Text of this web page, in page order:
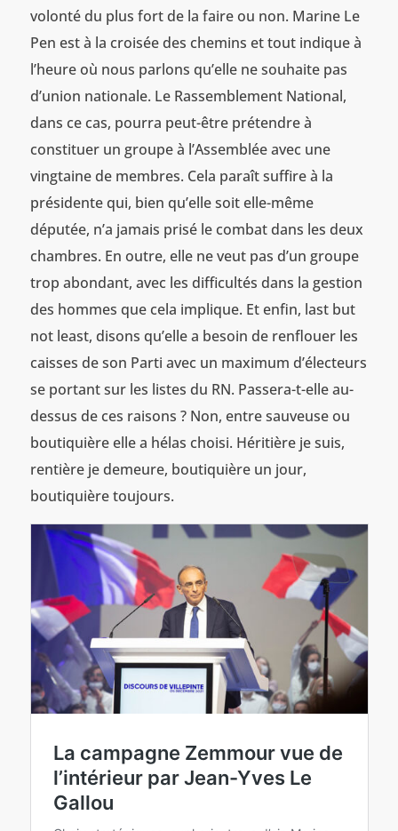
volonté du plus fort de la faire ou non. Marine Le
Pen est à la croisée des chemins et tout indique à
l’heure où nous parlons qu’elle ne souhaite pas
d’union nationale. Le Rassemblement National,
dans ce cas, pourra peut-être prétendre à
constituer un groupe à l’Assemblée avec une
vingtaine de membres. Cela paraît suffire à la
présidente qui, bien qu’elle soit elle-même
députée, n’a jamais prisé le combat dans les deux
chambres. En outre, elle ne veut pas d’un groupe
trop abondant, avec les difficultés dans la gestion
des hommes que cela implique. Et enfin, last but
not least, disons qu’elle a besoin de renflouer les
caisses de son Parti avec un maximum d’électeurs
se portant sur les listes du RN. Passera-t-elle au-
dessus de ces raisons ? Non, entre sauveuse ou
boutiquière elle a hélas choisi. Héritière je suis,
rentière je demeure, boutiquière un jour,
boutiquière toujours.